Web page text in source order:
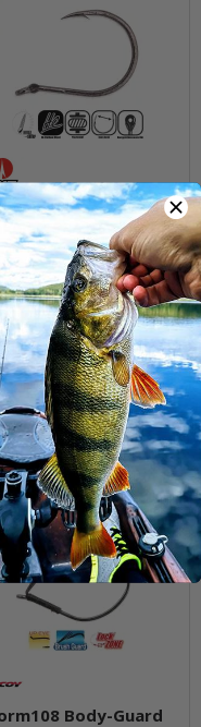
Mystic Wacky
(7344WK)
€*
5 - 6 Stk.
7
Zum Artikel
Frage zum Artikel
Body-Guard